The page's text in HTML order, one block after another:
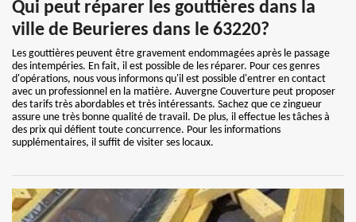
Qui peut réparer les gouttières dans la
ville de Beurieres dans le 63220?
Les gouttières peuvent être gravement endommagées après le passage
des intempéries. En fait, il est possible de les réparer. Pour ces genres
d'opérations, nous vous informons qu'il est possible d'entrer en contact
avec un professionnel en la matière. Auvergne Couverture peut proposer
des tarifs très abordables et très intéressants. Sachez que ce zingueur
assure une très bonne qualité de travail. De plus, il effectue les tâches à
des prix qui défient toute concurrence. Pour les informations
supplémentaires, il suffit de visiter ses locaux.